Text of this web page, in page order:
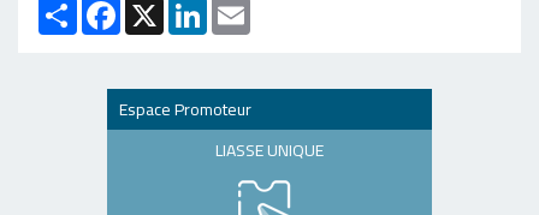
Espace Promoteur
LIASSE UNIQUE